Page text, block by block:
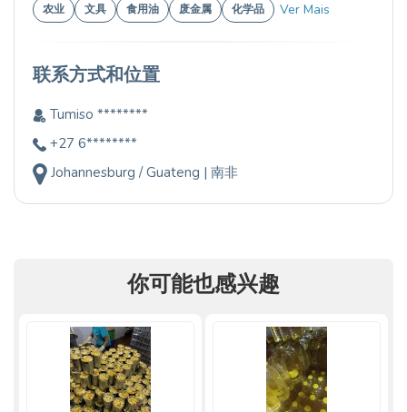
农业 文具 食用油 废金属 化学品 Ver Mais
联系方式和位置
Tumiso ********
+27 6********
Johannesburg / Guateng | 南非
你可能也感兴趣